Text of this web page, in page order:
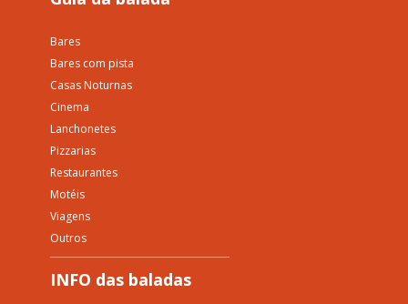
Bares
Bares com pista
Casas Noturnas
Cinema
Lanchonetes
Pizzarias
Restaurantes
Motéis
Viagens
Outros
INFO das baladas